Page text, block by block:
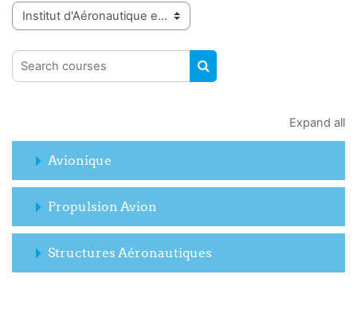
Course categories
Search courses
SEARCH COURSES
Expand all
Avionique
Propulsion Avion
Structures Aéronautiques